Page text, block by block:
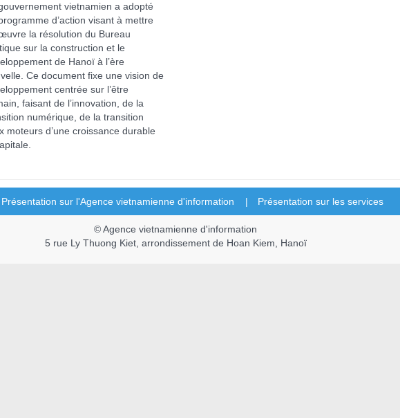
vietnamien a adopté
d’action visant à mettre
la résolution du Bureau
sur la construction et le
de Hanoï à l’ère
Ce document fixe une vision de
centrée sur l’être
faisant de l’innovation, de la
numérique, de la transition
moteurs d’une croissance durable
Présentation sur l'Agence vietnamienne d'information | Présentation sur les services
© Agence vietnamienne d'information
5 rue Ly Thuong Kiet, arrondissement de Hoan Kiem, Hanoï